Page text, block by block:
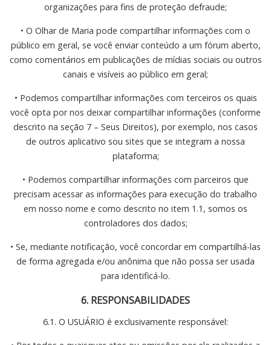
organizações para fins de proteção defraude;
• O Olhar de Maria pode compartilhar informações com o
público em geral, se você enviar conteúdo a um fórum aberto,
como comentários em publicações de mídias sociais ou outros
canais e visíveis ao público em geral;
• Podemos compartilhar informações com terceiros os quais
você opta por nos deixar compartilhar informações (conforme
descrito na seção 7 – Seus Direitos), por exemplo, nos casos
de outros aplicativo sou sites que se integram a nossa
plataforma;
• Podemos compartilhar informações com parceiros que
precisam acessar as informações para execução do trabalho
em nosso nome e como descrito no item 1.1, somos os
controladores dos dados;
• Se, mediante notificação, você concordar em compartilhá-las
de forma agregada e/ou anônima que não possa ser usada
para identificá-lo.
6. RESPONSABILIDADES
6.1. O USUÁRIO é exclusivamente responsável: